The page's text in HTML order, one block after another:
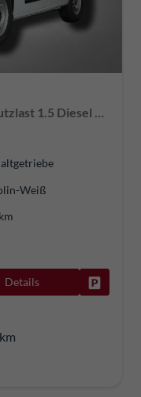
Weiß
Details